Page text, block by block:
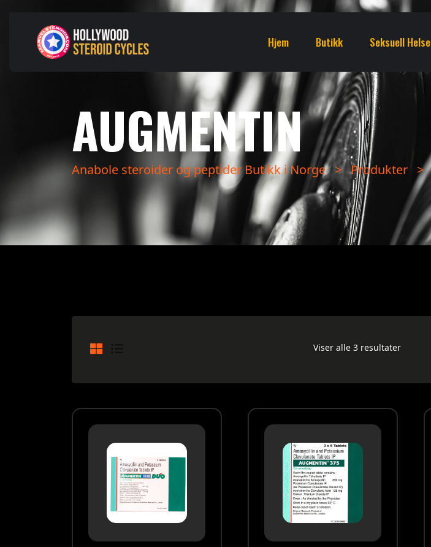
Hjem Butikk Seksuell Helse
AUGMENTIN
Anabole steroider og peptider Butikk i Norge > Produkter >
Viser alle 3 resultater